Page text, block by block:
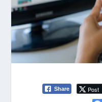
Share Post